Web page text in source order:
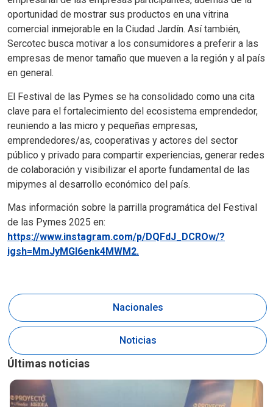
oportunidad de mostrar sus productos en una vitrina
comercial inmejorable en la Ciudad Jardín. Así también,
Sercotec busca motivar a los consumidores a preferir a las
empresas de menor tamaño que mueven a la región y al país
en general.
El Festival de las Pymes se ha consolidado como una cita
clave para el fortalecimiento del ecosistema emprendedor,
reuniendo a las micro y pequeñas empresas,
emprendedores/as, cooperativas y actores del sector
público y privado para compartir experiencias, generar redes
de colaboración y visibilizar el aporte fundamental de las
mipymes al desarrollo económico del país.
Mas información sobre la parrilla programática del Festival
de las Pymes 2025 en:
https://www.instagram.com/p/DQFdJ_DCROw/?
igsh=MmJyMGl6enk4MWM2.
Nacionales
Noticias
Últimas noticias